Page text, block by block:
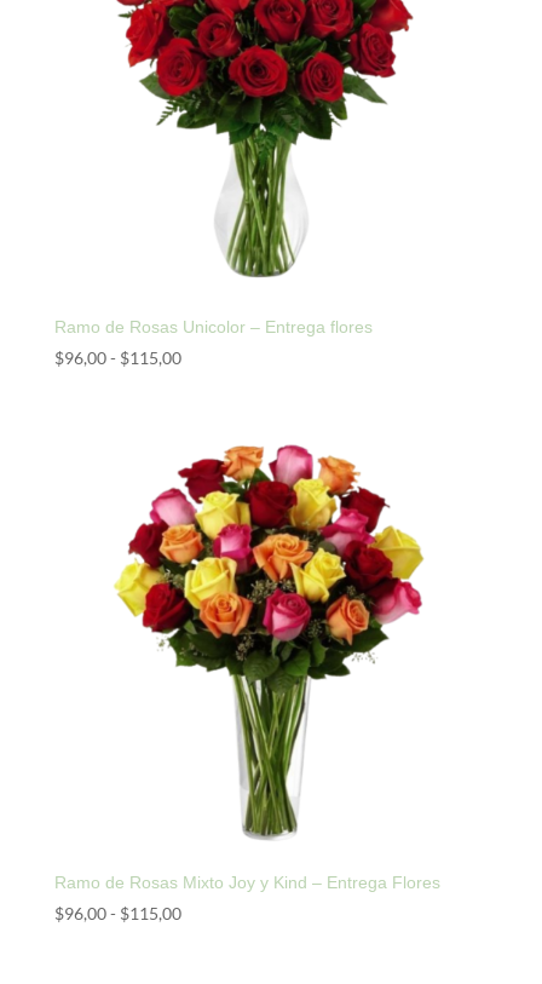
Ramo de Rosas Unicolor – Entrega flores
$96,00- $115,00Rango
$96,00
hasta
$115,00
Ramo de Rosas Mixto Joy y Kind – Entrega Flores
$96,00- $115,00Rango